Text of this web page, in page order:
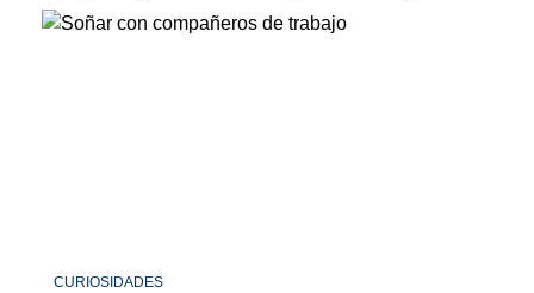
CURIOSIDADES